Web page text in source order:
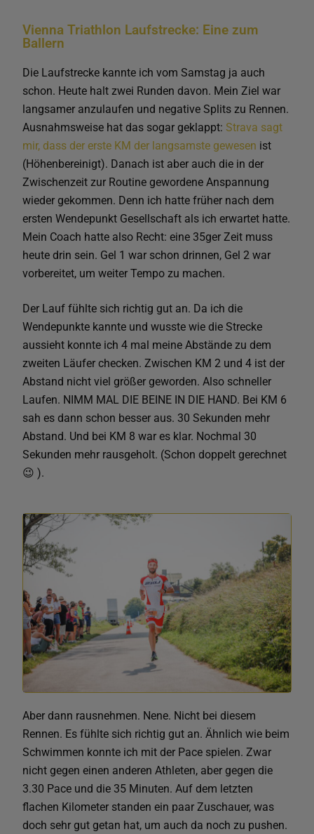
Vienna Triathlon Laufstrecke: Eine zum
Ballern
Die Laufstrecke kannte ich vom Samstag ja auch
schon. Heute halt zwei Runden davon. Mein Ziel war
langsamer anzulaufen und negative Splits zu Rennen.
Ausnahmsweise hat das sogar geklappt: Strava sagt
mir, dass der erste KM der langsamste gewesen ist
(Höhenbereinigt). Danach ist aber auch die in der
Zwischenzeit zur Routine gewordene Anspannung
wieder gekommen. Denn ich hatte früher nach dem
ersten Wendepunkt Gesellschaft als ich erwartet hatte.
Mein Coach hatte also Recht: eine 35ger Zeit muss
heute drin sein. Gel 1 war schon drinnen, Gel 2 war
vorbereitet, um weiter Tempo zu machen.
Der Lauf fühlte sich richtig gut an. Da ich die
Wendepunkte kannte und wusste wie die Strecke
aussieht konnte ich 4 mal meine Abstände zu dem
zweiten Läufer checken. Zwischen KM 2 und 4 ist der
Abstand nicht viel größer geworden. Also schneller
Laufen. NIMM MAL DIE BEINE IN DIE HAND. Bei KM 6
sah es dann schon besser aus. 30 Sekunden mehr
Abstand. Und bei KM 8 war es klar. Nochmal 30
Sekunden mehr rausgeholt. (Schon doppelt gerechnet
😉 ).
Aber dann rausnehmen. Nene. Nicht bei diesem
Rennen. Es fühlte sich richtig gut an. Ähnlich wie beim
Schwimmen konnte ich mit der Pace spielen. Zwar
nicht gegen einen anderen Athleten, aber gegen die
3.30 Pace und die 35 Minuten. Auf dem letzten
flachen Kilometer standen ein paar Zuschauer, was
doch sehr gut getan hat, um auch da noch zu pushen.